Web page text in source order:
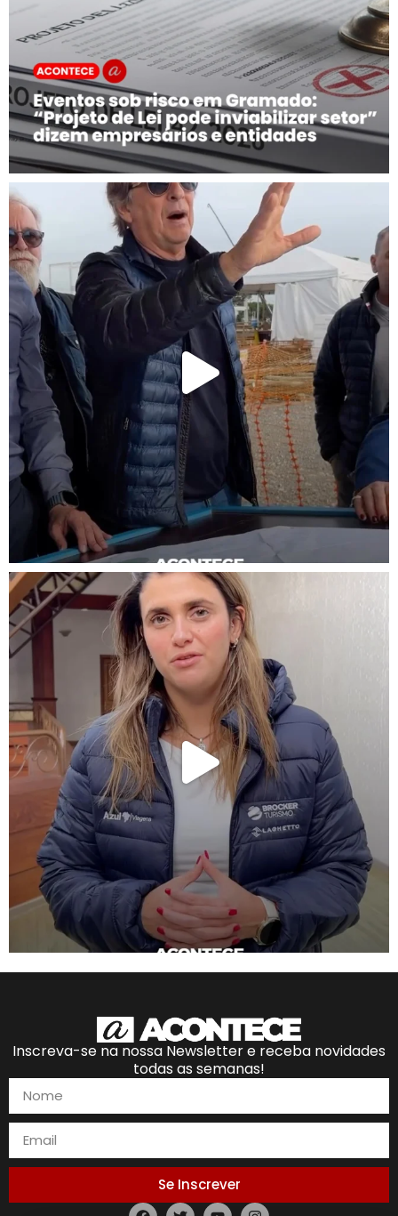
Inscreva-se na nossa Newsletter e receba novidades
todas as semanas!
Se Inscrever